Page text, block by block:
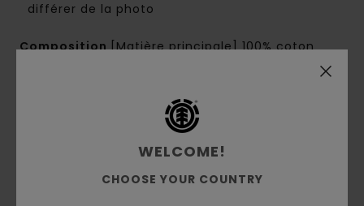
différer de la photo
Composition[Matière principale] 100% coton
Traçabilité du produit (Loi Agec)
Livraison & RetoursWELCOME!
CHOOSE YOUR COUNTRY